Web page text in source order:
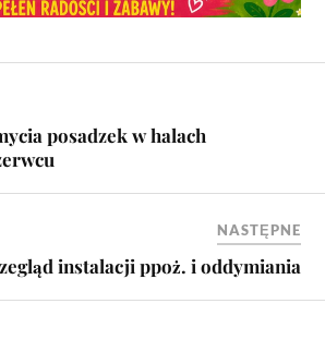
posadzek w halach
NASTĘPNE
instalacji ppoż. i oddymiania